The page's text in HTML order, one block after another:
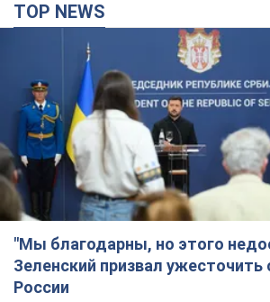
TOP NEWS
"Мы благодарны, но этого
Зеленский призвал ужесточить
России